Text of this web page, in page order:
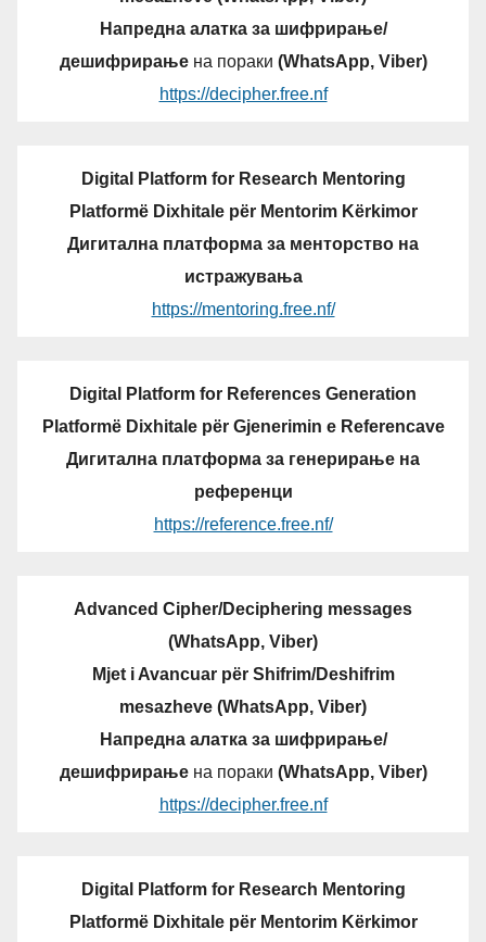
Напредна алатка за шифрирање/
дешифрирањена пораки (WhatsApp, Viber)
https://decipher.free.nf
Digital Platform for Research Mentoring
Platformë Dixhitale për Mentorim Kërkimor
Дигитална платформа за менторство на
истражувања
https://mentoring.free.nf/
Digital Platform for References Generation
Platformë Dixhitale për Gjenerimin e Referencave
Дигитална платформа за генерирање на
референци
https://reference.free.nf/
Advanced Cipher/Deciphering messages
(WhatsApp, Viber)
Mjet i Avancuar për Shifrim/Deshifrim
mesazheve (WhatsApp, Viber)
Напредна алатка за шифрирање/
дешифрирањена пораки (WhatsApp, Viber)
https://decipher.free.nf
Digital Platform for Research Mentoring
Platformë Dixhitale për Mentorim Kërkimor